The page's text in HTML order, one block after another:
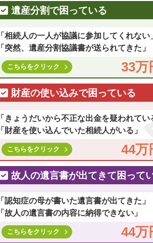
遺産分割で困っている
「相続人の一人が協議に参加してくれない
「突然、遺産分割協議書が送られてきた」
33万
こちらをクリック
財産の使い込みで困っている
「きょうだいから不正な出金を疑われてい
「財産を使い込んでいた相続人がいる」
44万
こちらをクリック
故人の遺言書が出てきて困って
「認知症の母が書いた遺言書が出てきた」
「故人の遺言書の内容に納得できない」
44万
こちらをクリック